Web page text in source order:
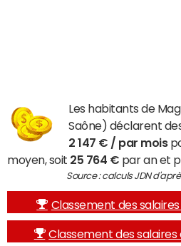
Les habitants de
Saône) déclarent
2 147 € / par mois
moyen, soit 25 764 € par an et
Source : calculs JDN
Classement des
Classement des salaires